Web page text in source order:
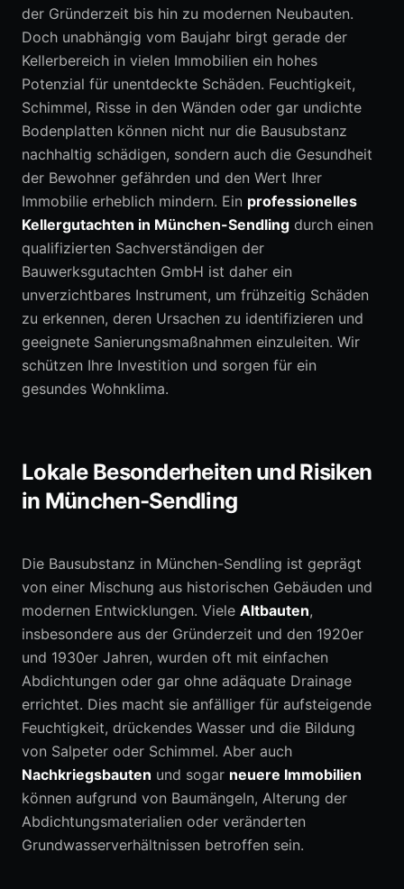
Erstberatung anfragen
der Gründerzeit bis hin zu modernen Neubauten.
Doch unabhängig vom Baujahr birgt gerade der
Kellerbereich in vielen Immobilien ein hohes
Potenzial für unentdeckte Schäden. Feuchtigkeit,
Schimmel, Risse in den Wänden oder gar undichte
Bodenplatten können nicht nur die Bausubstanz
nachhaltig schädigen, sondern auch die Gesundheit
der Bewohner gefährden und den Wert Ihrer
Immobilie erheblich mindern. Ein professionelles
Kellergutachten in München-Sendling durch einen
qualifizierten Sachverständigen der
Bauwerksgutachten GmbH ist daher ein
unverzichtbares Instrument, um frühzeitig Schäden
zu erkennen, deren Ursachen zu identifizieren und
geeignete Sanierungsmaßnahmen einzuleiten. Wir
schützen Ihre Investition und sorgen für ein
gesundes Wohnklima.
Lokale Besonderheiten und Risiken
in München-Sendling
Die Bausubstanz in München-Sendling ist geprägt
von einer Mischung aus historischen Gebäuden und
modernen Entwicklungen. Viele Altbauten,
insbesondere aus der Gründerzeit und den 1920er
und 1930er Jahren, wurden oft mit einfachen
Abdichtungen oder gar ohne adäquate Drainage
errichtet. Dies macht sie anfälliger für aufsteigende
Feuchtigkeit, drückendes Wasser und die Bildung
von Salpeter oder Schimmel. Aber auch
Nachkriegsbauten und sogar neuere Immobilien
können aufgrund von Baumängeln, Alterung der
Abdichtungsmaterialien oder veränderten
Grundwasserverhältnissen betroffen sein.